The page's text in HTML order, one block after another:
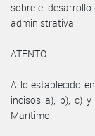
sobre el
administrativa.
ATENTO:
A lo establecido
incisos a), b), c)
Marítimo.